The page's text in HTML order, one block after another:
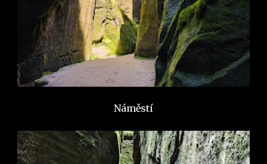
Náměstí